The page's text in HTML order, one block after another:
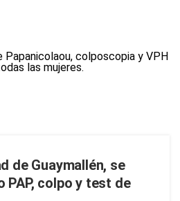
de Guaymallén, se
PAP, colpo y test de